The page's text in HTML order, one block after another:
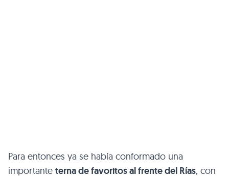
Para entonces ya se había conformado una
importante terna de favoritos al frente del Rías, con